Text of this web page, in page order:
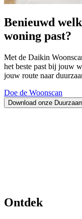
Benieuwd
woning past?
Met de Daikin
het beste past bij jouw
jouw route naar
Doe de Woonscan
Download onze
Ontdek